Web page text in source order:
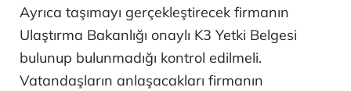
Ayrıca taşımayı gerçekleştirecek firmanın
Ulaştırma Bakanlığı onaylı K3 Yetki Belgesi
bulunup bulunmadığı kontrol edilmeli.
Vatandaşların anlaşacakları firmanın